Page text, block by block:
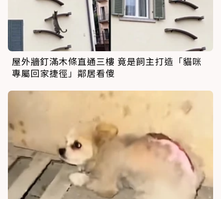
屋外牆釘滿木條直通三樓 竟是飼主打造「貓咪
專屬回家捷徑」鄰居看傻